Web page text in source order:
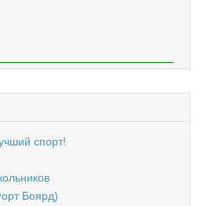
спорт!
Боярд)